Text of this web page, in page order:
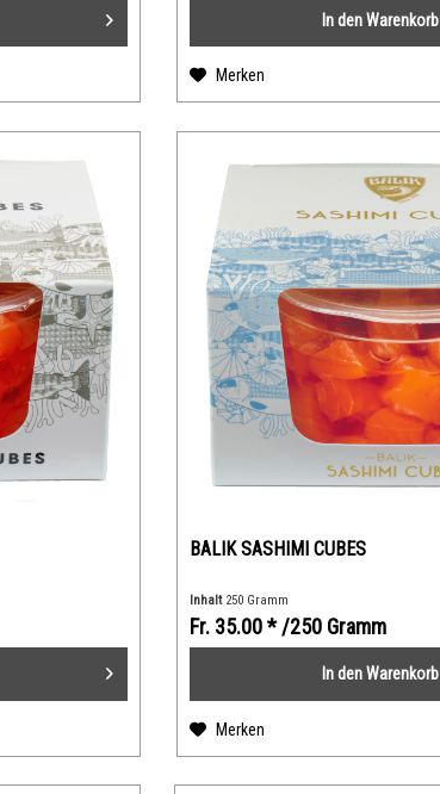
In den Warenkorb
Merken
BALIK SASHIMI CUBES
Inhalt 250 Gramm
Fr. 35.00 */250 Gramm
In den Warenkorb
Merken